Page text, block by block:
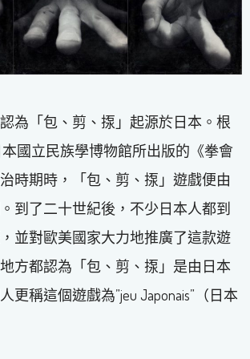
為「包、剪、揼」起源於日本。根
本國立民族學博物館所出版的《拳會
時期時，「包、剪、揼」遊戲便由
到了二十世紀後，不少日本人都到
並對歐美國家大力地推廣了這款遊
方都認為「包、剪、揼」是由日本
更稱這個遊戲為”jeu Japonais”（日本